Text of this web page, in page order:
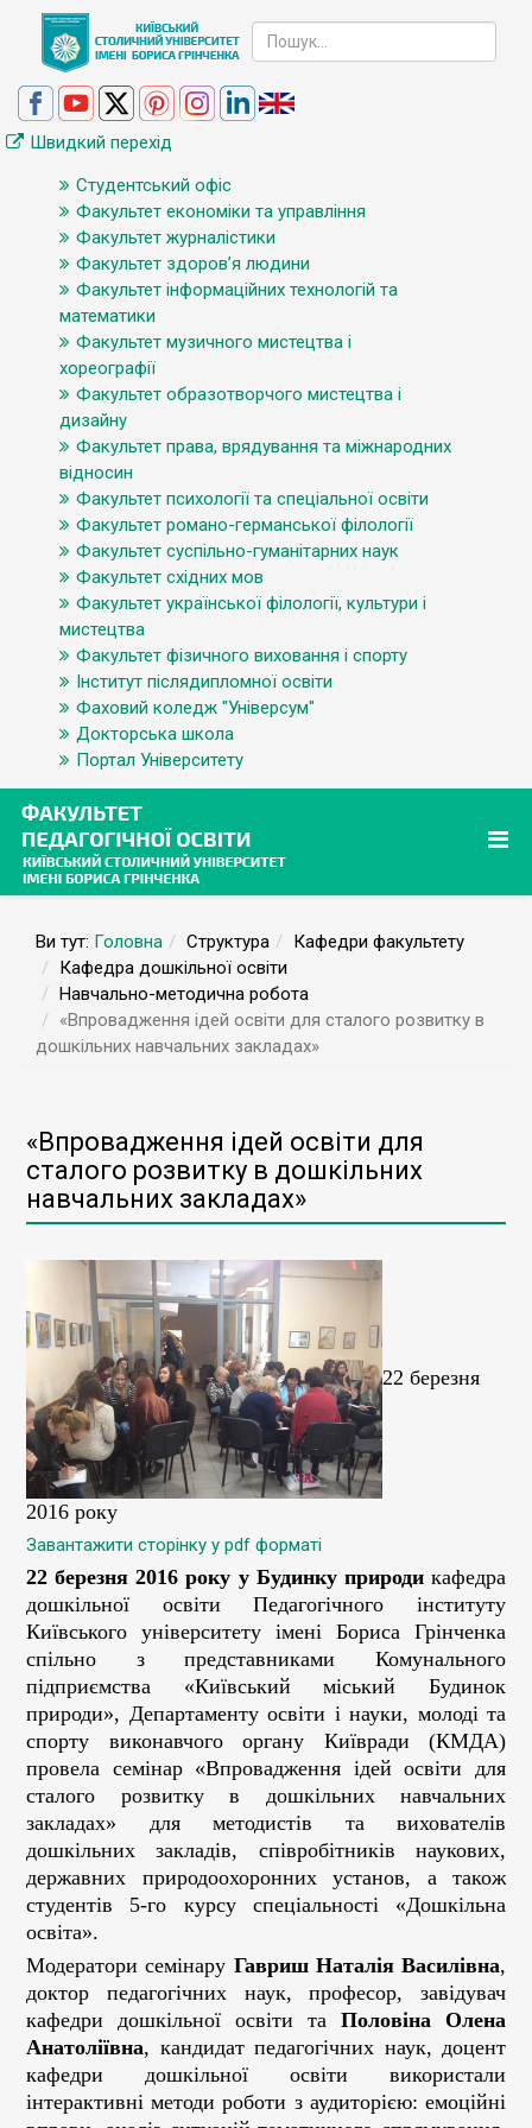
Швидкий перехід
Студентський офіс
Факультет економіки та управління
Факультет журналістики
Факультет здоров’я людини
Факультет інформаційних технологій та
математики
Факультет музичного мистецтва і
хореографії
Факультет образотворчого мистецтва і
дизайну
Факультет права, врядування та міжнародних
відносин
Факультет психології та спеціальної освіти
Факультет романо-германської філології
Факультет суспільно-гуманітарних наук
Факультет східних мов
Факультет української філології, культури і
мистецтва
Факультет фізичного виховання і спорту
Інститут післядипломної освіти
Фаховий коледж "Універсум"
Докторська школа
Портал Університету
Ви тут: Головна Структура
Кафедри факультету
Кафедра дошкільної освіти
Навчально-методична робота
«Впровадження ідей освіти для сталого розвитку в
дошкільних навчальних закладах»
«Впровадження ідей освіти для
сталого розвитку в дошкільних
навчальних закладах»
22 березня
2016 року
Завантажити сторінку у pdf форматі
22 березня 2016 року у Будинку природикафедра
дошкільної освіти Педагогічного інституту
Київського університету імені Бориса Грінченка
спільно з представниками Комунального
підприємства «Київський міський Будинок
природи», Департаменту освіти і науки, молоді та
спорту виконавчого органу Київради (КМДА)
провела семінар «Впровадження ідей освіти для
сталого розвитку в дошкільних навчальних
закладах» для методистів та вихователів
дошкільних закладів, співробітників наукових,
державних природоохоронних установ, а також
студентів 5-го курсу спеціальності «Дошкільна
освіта».
Модератори семінару Гавриш Наталія Василівна,
доктор педагогічних наук, професор, завідувач
кафедри дошкільної освіти та Половіна Олена
Анатоліївна, кандидат педагогічних наук, доцент
кафедри дошкільної освіти використали
інтерактивні методи роботи з аудиторією: емоційні